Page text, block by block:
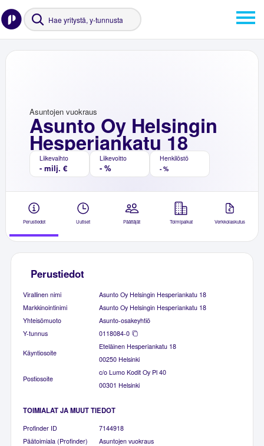
Asunto Oy Helsingin
Hesperiankatu 18
Asuntojen vuokraus
Liikevaihto
- milj. €
Liikevoitto
- %
Henkilöstö
- %
Perustiedot Uutiset Päättäjät Toimipaikat Verkkolaskutus
Perustiedot
Virallinen nimi
Asunto Oy Helsingin Hesperiankatu 18
Markkinointinimi
Asunto Oy Helsingin Hesperiankatu 18
Yhteisömuoto
Asunto-osakeyhtiö
Y-tunnus
0118084-0
Käyntiosoite
Eteläinen Hesperiankatu 18
00250 Helsinki
Postiosoite
c/o Lumo Kodit Oy Pl 40
00301 Helsinki
TOIMIALAT JA MUUT TIEDOT
Profinder ID
7144918
Päätoimiala (Profinder)
Asuntojen vuokraus